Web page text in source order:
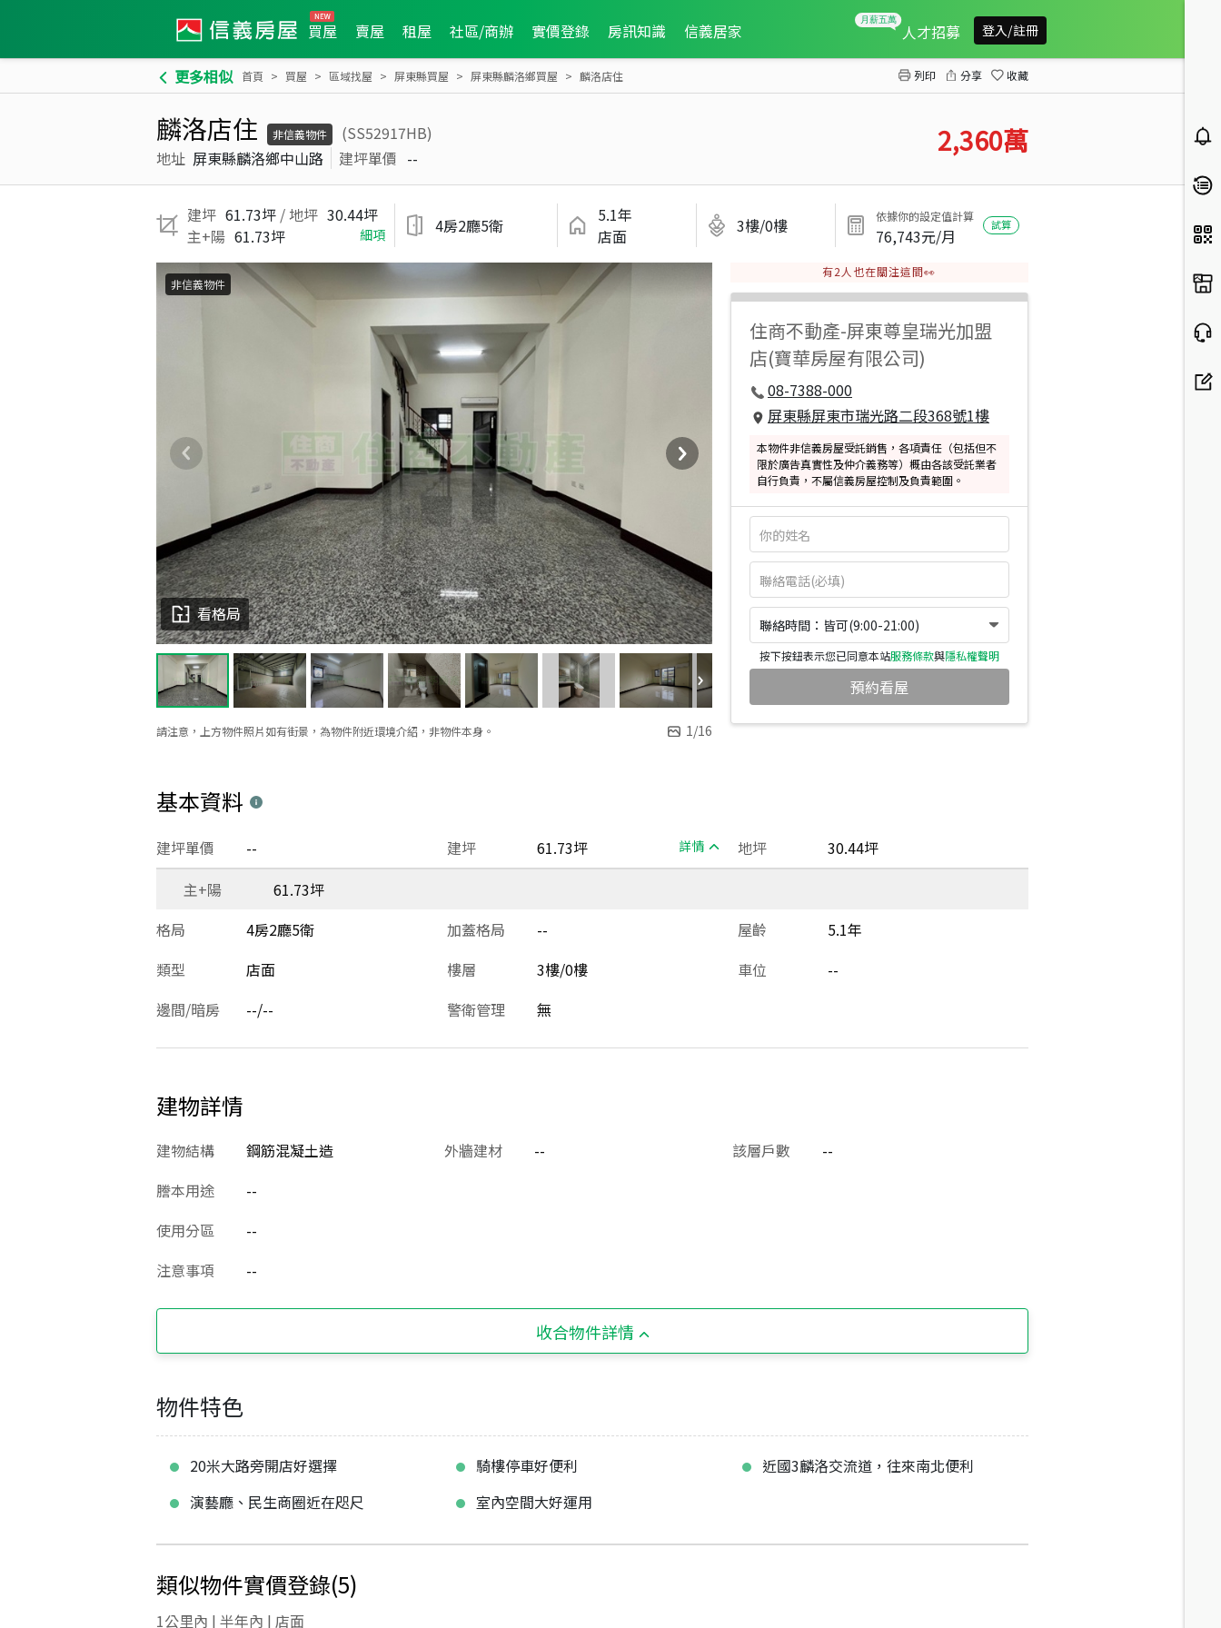
買屋 賣屋 租屋 社區/商辦 實價登錄 房訊知識 信義居家 人才招募 登入/註冊
更多相似 首頁 買屋 區域找屋 屏東縣買屋 屏東縣麟洛鄉買屋 麟洛店住 列印 分享 收藏
麟洛店住 非信義物件
(SS52917HB)
地址 屏東縣麟洛鄉中山路 建坪單價 -- 2,360萬
建坪 61.73坪 / 地坪 30.44坪
主+陽 61.73坪 細項 4房2廳5衛
5.1年
店面
3樓/0樓 依據你的設定值計算
76,743元/月
試算
請注意，上方物件照片如有街景，為物件附近環境介紹，非物件本身。 1/16
看格局
非信義物件
有2 人也在關注這間👀
住商不動產-屏東尊皇瑞光加盟
店(寶華房屋有限公司)
08-7388-000
屏東縣屏東市瑞光路二段368號1樓
本物件非信義房屋受託銷售，各項責任（包括但不
限於廣告真實性及仲介義務等）概由各該受託業者
自行負責，不屬信義房屋控制及負責範圍。
聯絡時間：皆可(9:00-21:00)
按下按鈕表示您已同意本站服務條款與隱私權聲明
預約看屋
基本資料
建坪 61.73坪 詳情
建坪單價 -- 地坪
30.44坪
主+陽
61.73坪
格局
4房2廳5衛 加蓋格局 -- 屋齡
5.1年
類型
店面 樓層 3樓/0樓 車位
--
邊間/暗房
--/-- 警衛管理 無
建物詳情
建物結構 鋼筋混凝土造 外牆建材 -- 該層戶數
--
謄本用途
--
使用分區
--
注意事項
--
收合物件詳情
物件特色
20米大路旁開店好選擇 騎樓停車好便利
近國3麟洛交流道，往來南北便利
演藝廳、民生商圈近在咫尺
室內空間大好運用
類似物件實價登錄(5)
1公里內 | 半年內 | 店面